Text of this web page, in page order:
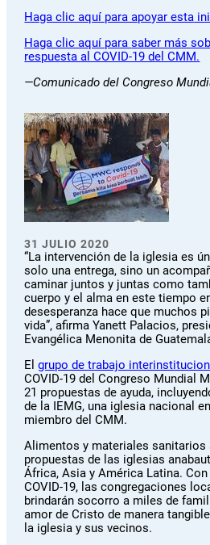
Haga clic aquí para apoyaresta
Haga clic aquí parasaber más
respuesta al COVID-19 del CMM.
—Comunicado del Congreso
31 JULIO 2020
“La intervención de la iglesia es
solo una entrega, sino un
caminar juntos y juntas como
cuerpo y el alma en este tiempo
desesperanza hace que muchos
vida”, afirma Yanett Palacios,
Evangélica Menonita de
Elgrupo de trabajo
COVID-19 del Congreso Mundial
21 propuestas de ayuda,
de la IEMG, una iglesia nacional
miembro del CMM.
Alimentos y materiales sanitarios
propuestas de las iglesias
África, Asia y América Latina.
COVID-19, las congregaciones
brindarán socorro a miles de
amor de Cristo de manera
la iglesia y sus vecinos.